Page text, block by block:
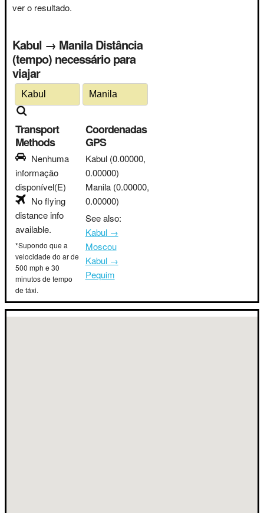
ver o resultado.
Kabul → Manila Distância
(tempo) necessário para
viajar
Transport
Methods
Nenhuma
informação
disponível(E)
No flying
distance info
available.
*Supondo que a
velocidade do ar de
500 mph e 30
minutos de tempo
de táxi.
Coordenadas
GPS
Kabul (0.00000,
0.00000)
Manila (0.00000,
0.00000)
See also:
Kabul →
Moscou
Kabul →
Pequim